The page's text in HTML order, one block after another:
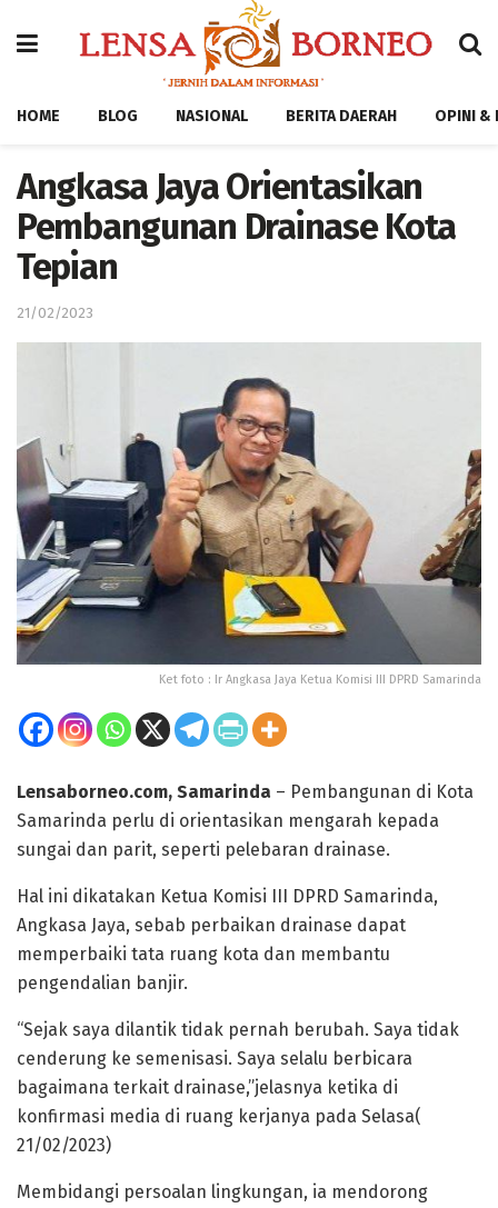
HOME BLOG NASIONAL BERITA DAERAH OPINI &
Angkasa Jaya Orientasikan
Pembangunan Drainase Kota
Tepian
21/02/2023
Ket foto : Ir Angkasa Jaya Ketua Komisi III DPRD Samarinda
Lensaborneo.com, Samarinda – Pembangunan di Kota
Samarinda perlu di orientasikan mengarah kepada
sungai dan parit, seperti pelebaran drainase.
Hal ini dikatakan Ketua Komisi III DPRD Samarinda,
Angkasa Jaya, sebab perbaikan drainase dapat
memperbaiki tata ruang kota dan membantu
pengendalian banjir.
“Sejak saya dilantik tidak pernah berubah. Saya tidak
cenderung ke semenisasi. Saya selalu berbicara
bagaimana terkait drainase,”jelasnya ketika di
konfirmasi media di ruang kerjanya pada Selasa(
21/02/2023)
Membidangi persoalan lingkungan, ia mendorong